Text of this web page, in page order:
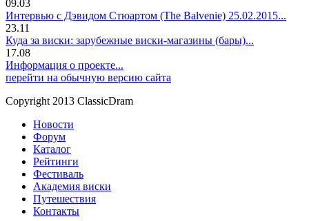
09.03
Интервью с Дэвидом Стюартом (The Balvenie) 25.02.2015...
23.11
Куда за виски: зарубежные виски-магазины (бары)...
17.08
Информация о проекте...
перейти на обычную версию сайта
Copyright 2013 ClassicDram
Новости
Форум
Каталог
Рейтинги
Фестиваль
Академия виски
Путешествия
Контакты